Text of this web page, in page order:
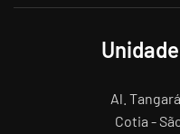
Al.
Cotia -